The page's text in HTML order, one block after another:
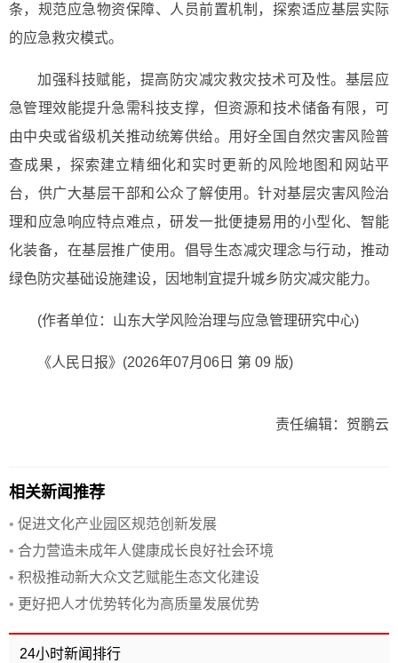
条，规范应急物资保障、人员前置机制，探索适应基层实际
的应急救灾模式。
加强科技赋能，提高防灾减灾救灾技术可及性。基层应
急管理效能提升急需科技支撑，但资源和技术储备有限，可
由中央或省级机关推动统筹供给。用好全国自然灾害风险普
查成果，探索建立精细化和实时更新的风险地图和网站平
台，供广大基层干部和公众了解使用。针对基层灾害风险治
理和应急响应特点难点，研发一批便捷易用的小型化、智能
化装备，在基层推广使用。倡导生态减灾理念与行动，推动
绿色防灾基础设施建设，因地制宜提升城乡防灾减灾能力。
(作者单位：山东大学风险治理与应急管理研究中心)
《人民日报》(2026年07月06日 第 09 版)
责任编辑：贺鹏云
相关新闻推荐
• 促进文化产业园区规范创新发展
• 合力营造未成年人健康成长良好社会环境
• 积极推动新大众文艺赋能生态文化建设
• 更好把人才优势转化为高质量发展优势
24小时新闻排行